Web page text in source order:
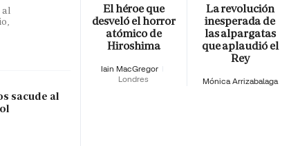
al
sacude al
El héroe que
desveló el horror
atómico de
Hiroshima
Iain MacGregor
Londres
La revolución
inesperada de
las alpargatas
que aplaudió el
Rey
Mónica Arrizabalaga